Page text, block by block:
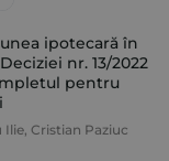
ipotecară în
nr. 13/2022
pentru
Ilie, Cristian Paziuc